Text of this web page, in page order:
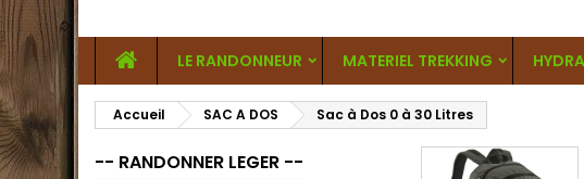
LE RANDONNEUR MATERIEL TREKKING
Accueil SAC A DOS Sac à Dos 0 à 30 Litres
-- RANDONNER LEGER --